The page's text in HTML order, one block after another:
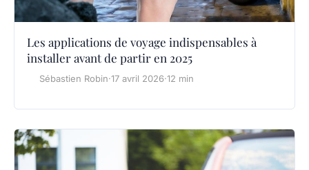
Les applications de voyage indispensables à
installer avant de partir en 2025
Sébastien Robin·17 avril 2026·12 min